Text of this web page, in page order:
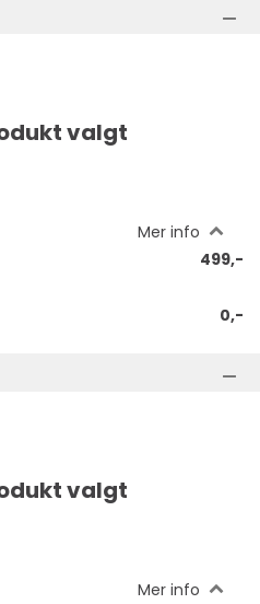
valgt
Mer info
499,-
0,-
valgt
Mer info